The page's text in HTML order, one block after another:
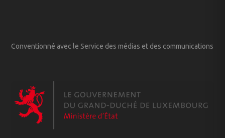
Conventionné avec le Service des médias et des communications